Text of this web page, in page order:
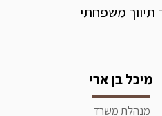
תיווך משפחתי
מיכל בן ארי
מנהלת משרד